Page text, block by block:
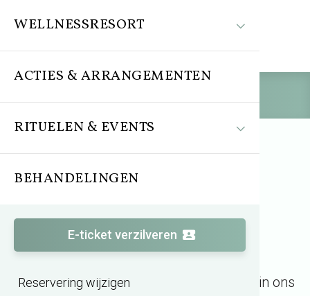
WELLNESSRESORT
ACTIES & ARRANGEMENTEN
RITUELEN & EVENTS
BEHANDELINGEN
E-ticket verzilveren
Reservering wijzigen
Entree avond
Kom genieten van een bijzondere avond in ons